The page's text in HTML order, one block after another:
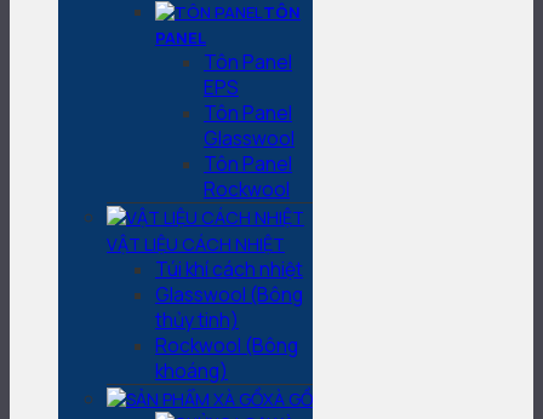
TÔN
PANEL
Tôn Panel
EPS
Tôn Panel
Glasswool
Tôn Panel
Rockwool
VẬT LIỆU CÁCH NHIỆT
Túi khí cách nhiệt
Glasswool (Bông
thủy tinh)
Rockwool (Bông
khoáng)
XÀ GỒ